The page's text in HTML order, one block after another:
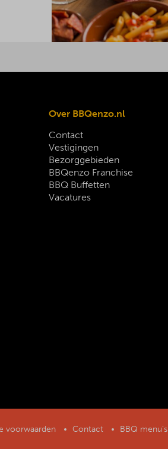
Over BBQenzo.nl
Contact
Vestigingen
Bezorggebieden
BBQenzo Franchise
BBQ Buffetten
Vacatures
voorwaarden Contact BBQ menu’s